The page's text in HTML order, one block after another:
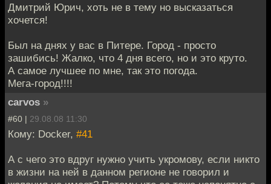
Дмитрий Юрич, хоть не в тему но высказаться
хочется!
Был на днях у вас в Питере. Город - просто
зашибись! Жалко, что 4 дня всего, но и это круто.
А самое лучшее по мне, так это погода.
Мега-город!!!!
carvos »
#60 | 29.08.08 11:30
Кому: Docker, #41
А с чего это вдруг нужно учить укромову, если никто
в жизни на ней в данном регионе не говорил и